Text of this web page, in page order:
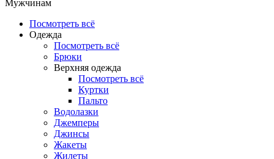
Мужчинам
Посмотреть всё
Одежда
Посмотреть всё
Брюки
Верхняя одежда
Посмотреть всё
Куртки
Пальто
Водолазки
Джемперы
Джинсы
Жакеты
Жилеты